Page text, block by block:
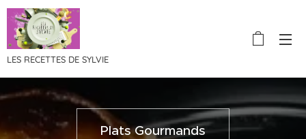
LES RECETTES DE SYLVIE
Plats Gourmands